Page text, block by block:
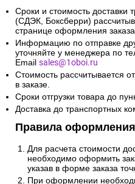
Сроки и стоимость доставки
(СДЭК, Боксберри)
странице оформления
Информацию по отправке
уточняйте у менеджера по
Email sales@1oboi.ru
Стоимость рассчитывается
в заказе.
Сроки отгрузки товара до
Доставка до транспортных
Правила
Для расчета стоимости
необходимо оформить
указав в форме заказа
При оформлении